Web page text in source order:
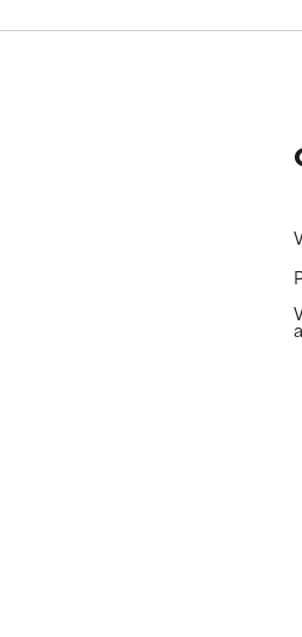
We hebben dit ingrediënt
We hebben dit ingrediënt